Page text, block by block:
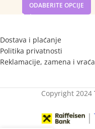
ODABERITE OPCIJE
Dostava i plaćanje
Politika privatnosti
Reklamacije, zamena i
Copyright 2024